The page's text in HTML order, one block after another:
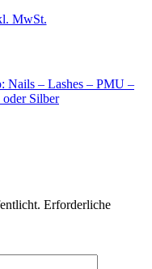
MwSt.
Nails – Lashes – PMU –
Silber
Erforderliche